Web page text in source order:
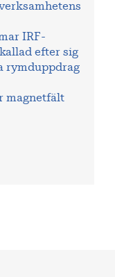
IRF-
efter sig
rymduppdrag
magnetfält